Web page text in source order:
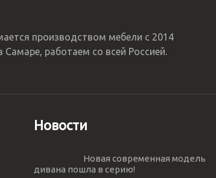
производством мебели с 2014
работаем со всей Россией.
Новости
Новая современная модель
дивана пошла в серию!